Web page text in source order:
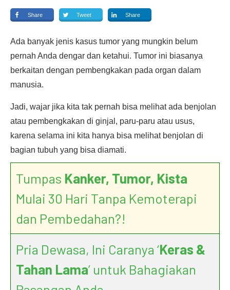
Share Tweet Share
Ada banyak jenis kasus tumor yang mungkin belum
pernah Anda dengar dan ketahui. Tumor ini biasanya
berkaitan dengan pembengkakan pada organ dalam
manusia.
Jadi, wajar jika kita tak pernah bisa melihat ada benjolan
atau pembengkakan di ginjal, paru-paru atau usus,
karena selama ini kita hanya bisa melihat benjolan di
bagian tubuh yang bisa diamati.
Tumpas Kanker, Tumor, Kista
Mulai 30 Hari Tanpa Kemoterapi
dan Pembedahan?!
Pria Dewasa, Ini Caranya ‘Keras &
Tahan Lama’ untuk Bahagiakan